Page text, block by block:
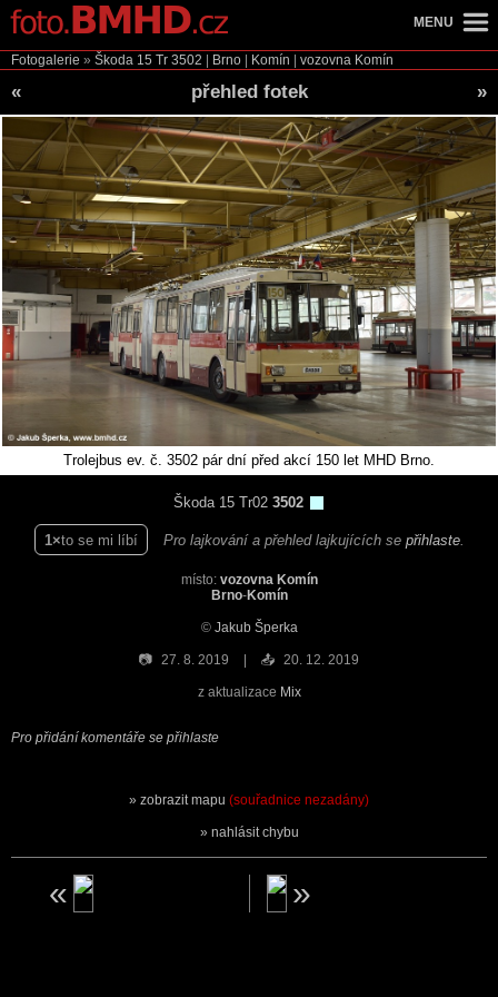
Fotogalerie » Škoda 15 Tr 3502 Brno Komín vozovna Komín
« přehled fotek »
Trolejbus ev. č. 3502 pár dní před akcí 150 let MHD Brno.
Škoda 15 Tr02 3502
1 to se mi líbí Pro lajkování a přehled lajkujících se přihlaste.
místo: vozovna Komín
Brno-Komín
© Jakub Šperka
📷 27. 8. 2019 📤 20. 12. 2019
z aktualizace Mix
Pro přidání komentáře se přihlaste
zobrazit mapu (souřadnice nezadány)
nahlásit chybu
MENU